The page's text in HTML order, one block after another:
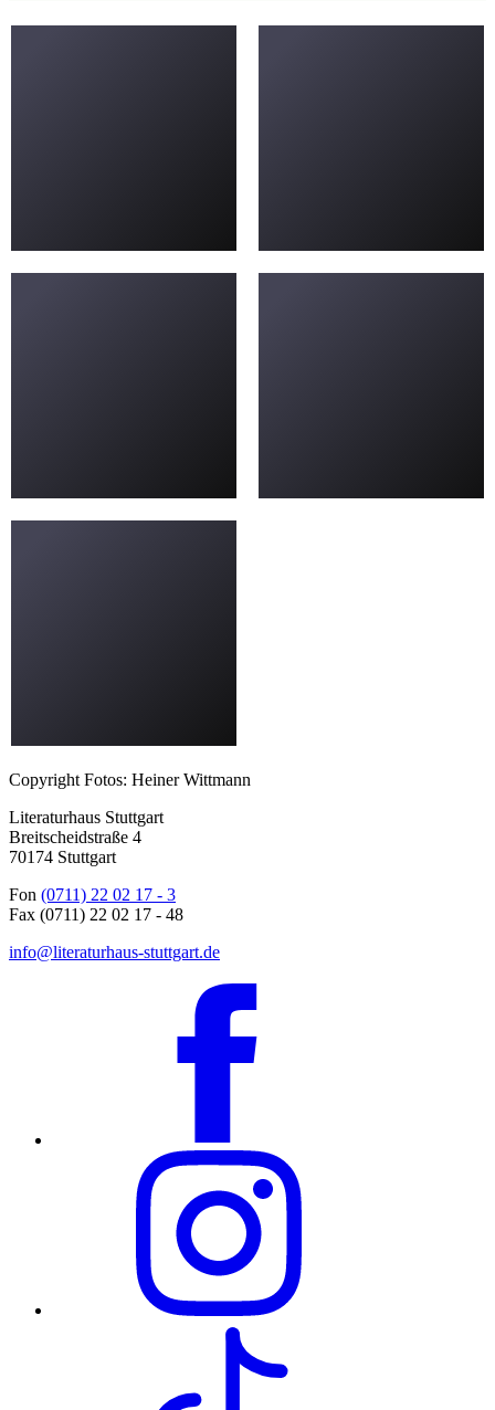
Copyright Fotos: Heiner Wittmann
Literaturhaus Stuttgart
Breitscheidstraße 4
70174 Stuttgart
Fon (0711) 22 02 17 - 3
Fax (0711) 22 02 17 - 48
info@literaturhaus-stuttgart.de